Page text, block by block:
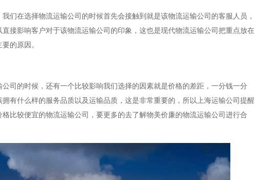
我们在选择物流运输公司的时候首先会接触到就是该物流运输公司的客服人员，
接影响客户对于该物流运输公司的印象，这也是现代物流运输公司把重点放在
的原因。
司的时候，还有一个比较影响我们选择的因素就是价格的差距，一分钱一分
有什么样的服务品质以及运输品质，这是非常重要的，所以上海运输公司提醒
比较便宜的物流运输公司，要更多的去了解物美价廉的物流运输公司进行合